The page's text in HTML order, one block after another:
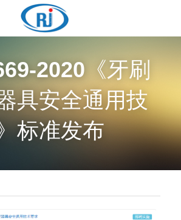
2020 《牙刷
具安全通用技
标准发布